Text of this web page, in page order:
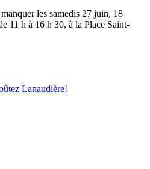
les samedis 27 juin, 18
11 h à 16 h 30, à la Place Saint-
Lanaudière!